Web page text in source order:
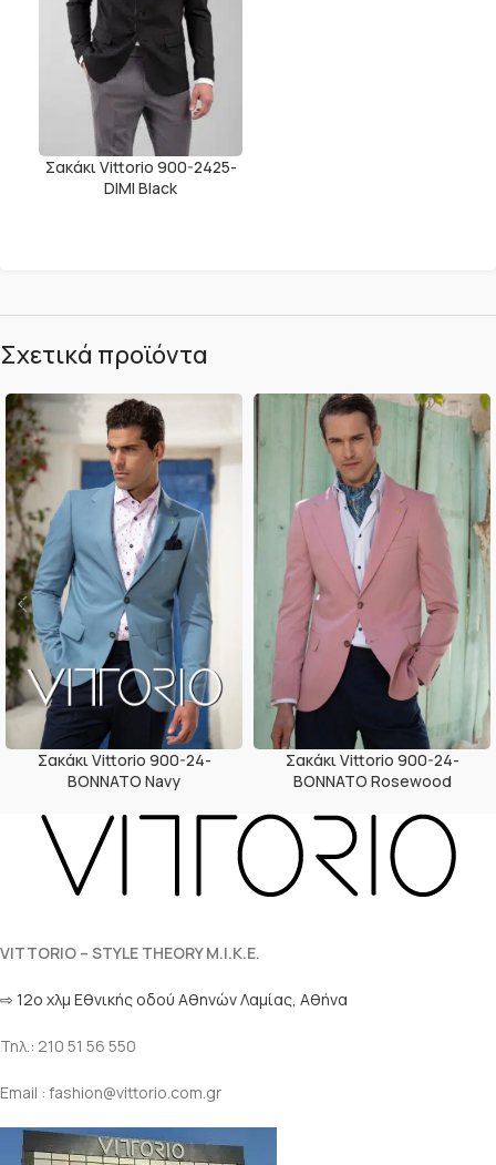
Σακάκι Vittorio 900-2425-
DIMI Black
Σχετικά προϊόντα
Σακάκι Vittorio 900-24-
BONNATO Navy
Σακάκι Vittorio 900-24-
BONNATO Rosewood
VITTORIO – STYLE THEORY M.I.K.E.
⇨ 12ο χλμ Eθνικής οδού Αθηνών Λαμίας, Αθήνα
Τηλ.: 210 51 56 550
Email : fashion@vittorio.com.gr